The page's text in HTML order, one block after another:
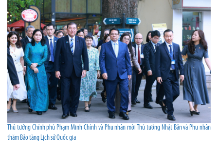
Thủ tướng Chính phủ Phạm Minh Chính và Phu nhân mời Thủ tướng Nhật Bản và Phu nhân
thăm Bảo tàng Lịch sử Quốc gia